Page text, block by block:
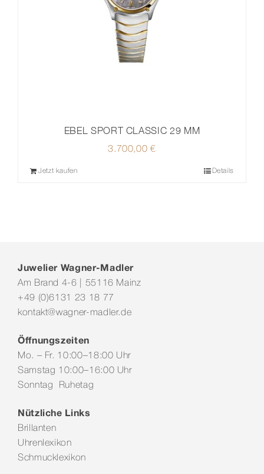
EBEL SPORT CLASSIC 29 MM
3.700,00€
Jetzt kaufen Details
Juwelier Wagner-Madler
Am Brand 4-6 | 55116 Mainz
+49 (0)6131 23 18 77
kontakt@wagner-madler.de
Öffnungszeiten
Mo. – Fr. 10:00–18:00 Uhr
Samstag 10:00–16:00 Uhr
Sonntag Ruhetag
Nützliche Links
Brillanten
Uhrenlexikon
Schmucklexikon